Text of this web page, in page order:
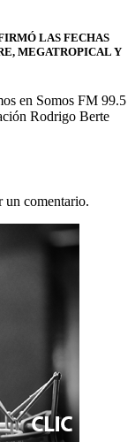
LAS FECHAS
MEGATROPICAL Y
en Somos FM 99.5
Rodrigo Berte
un comentario.